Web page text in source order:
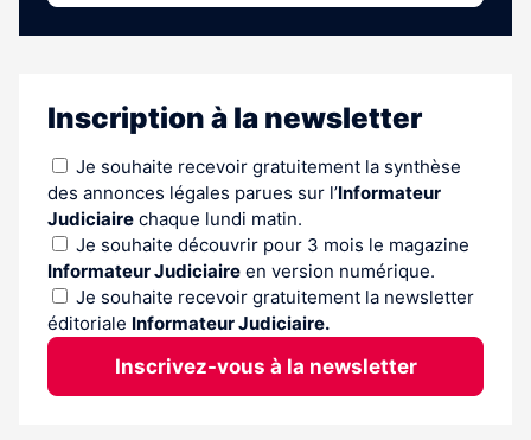
Inscription à la newsletter
Je souhaite recevoir gratuitement la synthèse
des annonces légales parues sur l’Informateur
Judiciaire chaque lundi matin.
Je souhaite découvrir pour 3 mois le magazine
Informateur Judiciaire en version numérique.
Je souhaite recevoir gratuitement la newsletter
éditoriale Informateur Judiciaire.
Inscrivez-vous à la newsletter